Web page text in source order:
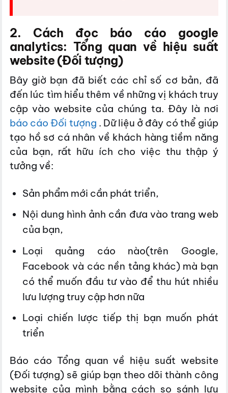
2. Cách đọc báo cáo google
analytics: Tổng quan về hiệu suất
website (Đối tượng)
Bây giờ bạn đã biết các chỉ số cơ bản, đã
đến lúc tìm hiểu thêm về những vị khách truy
cập vào website của chúng ta. Đây là nơi
báo cáo Đối tượng . Dữ liệu ở đây có thể giúp
tạo hồ sơ cá nhân về khách hàng tiềm năng
của bạn, rất hữu ích cho việc thu thập ý
tưởng về:
Sản phẩm mới cần phát triển,
Nội dung hình ảnh cần đưa vào trang web
của bạn,
Loại quảng cáo nào(trên Google,
Facebook và các nền tảng khác) mà bạn
có thể muốn đầu tư vào để thu hút nhiều
lưu lượng truy cập hơn nữa
Loại chiến lược tiếp thị bạn muốn phát
triển
Báo cáo Tổng quan về hiệu suất website
(Đối tượng) sẽ giúp bạn theo dõi thành công
website của mình bằng cách so sánh lưu